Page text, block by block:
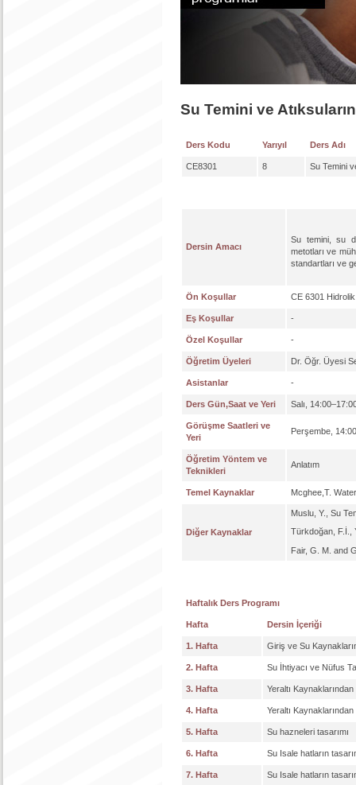
Su Temini ve
Ders Kodu Yarıyıl Ders Adı
CE8301 8 Su Temini
Dersin Amacı
Su temini, su
metotları ve
standartları ve
Ön Koşullar CE 6301 Hidrolik
Eş Koşullar -
Özel Koşullar -
Öğretim Üyeleri Dr. Öğr. Üyesi
Asistanlar -
Ders Gün,Saat ve Yeri Salı,
Görüşme Saatleri ve
Yeri
Perşembe,
Öğretim Yöntem ve
Teknikleri
Anlatım
Temel Kaynaklar Mcghee,T.
Diğer Kaynaklar
Muslu, Y., Su
Türkdoğan, F.İ.,
Fair, G. M. and
Haftalık Ders Programı
Hafta Dersin İçeriği
1. Hafta Giriş ve Su
2. Hafta Su İhtiyacı ve Nüfus
3. Hafta Yeraltı
4. Hafta Yeraltı
5. Hafta Su hazneleri tasarımı
6. Hafta Su Isale hatların
7. Hafta Su Isale hatların